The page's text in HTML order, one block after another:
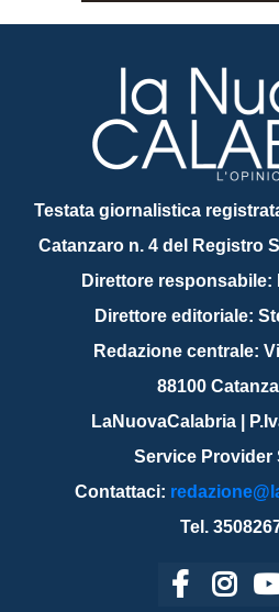
Testata giornalistica
Catanzaro n. 4 del Registro
Direttore
Direttore editoriale:
Redazione centrale:
88100
LaNuovaCalabria |
Service Provider
Contattaci:
Tel.